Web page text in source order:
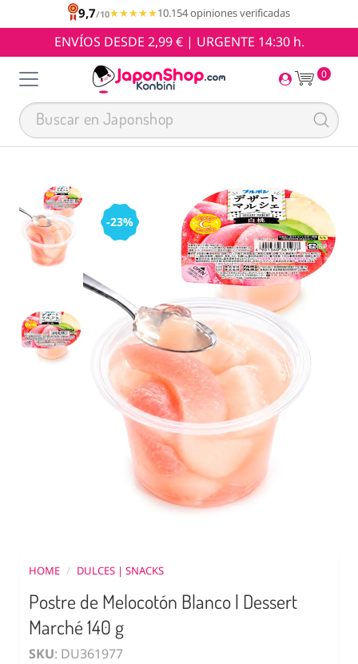
9,7/10★★★★★
★★★★★10.154 opiniones verificadas
ENVÍOS DESDE 2,99 € | URGENTE 14:30 h.
0
-23%
HOME / DULCES | SNACKS
Postre de Melocotón Blanco | Dessert
Marché 140 g
SKU: DU361977